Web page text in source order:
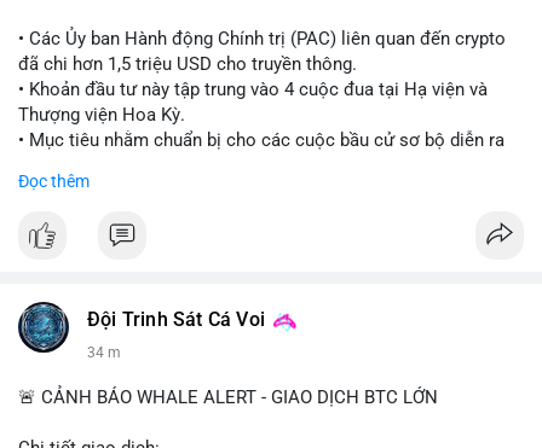
• Các Ủy ban Hành động Chính trị (PAC) liên quan đến crypto
đã chi hơn 1,5 triệu USD cho truyền thông.
• Khoản đầu tư này tập trung vào 4 cuộc đua tại Hạ viện và
Thượng viện Hoa Kỳ.
• Mục tiêu nhằm chuẩn bị cho các cuộc bầu cử sơ bộ diễn ra
#vlikevn #titanbot
Đọc thêm
Đội Trinh Sát Cá Voi
34 m
🚨 CẢNH BÁO WHALE ALERT - GIAO DỊCH BTC LỚN